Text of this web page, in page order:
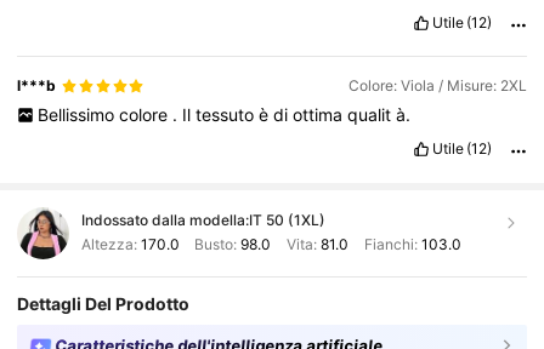
Utile (12)
l***b Colore: Viola / Misure: 2XL
Bellissimo colore . Il tessuto è di ottima qualit à.
Utile (12)
Indossato dalla modella:IT 50 (1XL)
Altezza: 170.0 Busto:98.0 Vita: 81.0 Fianchi: 103.0
Dettagli Del Prodotto